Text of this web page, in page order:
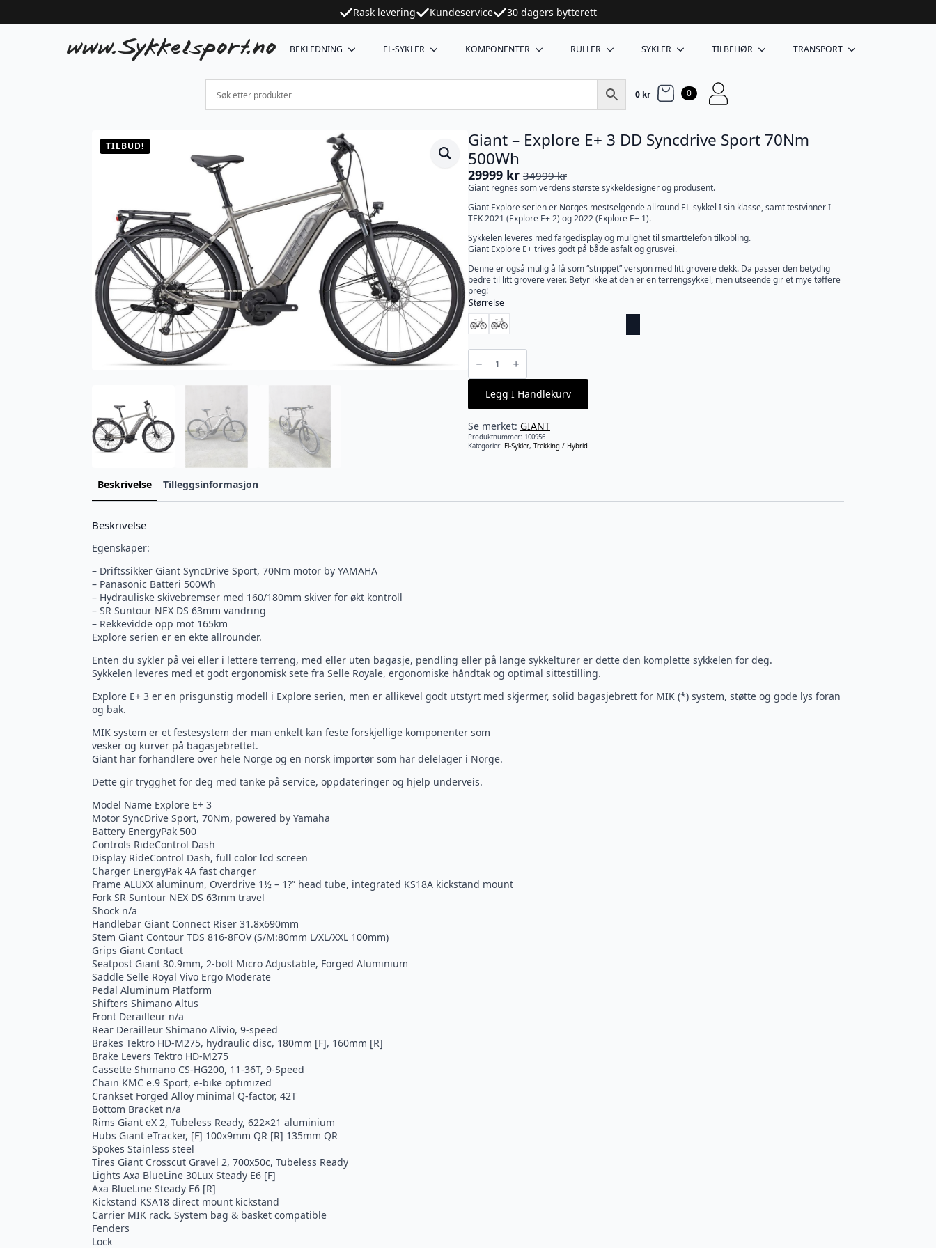
Rask levering Kundeservice 30 dagers bytterett
BEKLEDNING EL-SYKLER KOMPONENTER RULLER SYKLER TILBEHØR TRANSPORT
0 kr 0
TILBUD!
Giant – Explore E+ 3 DD Syncdrive Sport 70Nm
500Wh
34999kr
Opprinnelig
pris
var:
34999 kr.
29999 kr
Nåværende
pris
er:
29999 kr.
Giant regnes som verdens største sykkeldesigner og produsent.
Giant Explore serien er Norges mestselgende allround EL-sykkel I sin klasse, samt testvinner I
TEK 2021 (Explore E+ 2) og 2022 (Explore E+ 1).
Sykkelen leveres med fargedisplay og mulighet til smarttelefon tilkobling.
Giant Explore E+ trives godt på både asfalt og grusvei.
Denne er også mulig å få som “strippet” versjon med litt grovere dekk. Da passer den betydlig
bedre til litt grovere veier. Betyr ikke at den er en terrengsykkel, men utseende gir et mye tøffere
preg!
Størrelse
Giant
Explore
E+
Syncdrive
Sport
500Wh
antall
Legg I Handlekurv
Se merket: GIANT
Produktnummer: 100956
Kategorier: El-Sykler, Trekking / Hybrid
Beskrivelse Tilleggsinformasjon
Beskrivelse
Egenskaper:
– Driftssikker Giant SyncDrive Sport, 70Nm motor by YAMAHA
– Panasonic Batteri 500Wh
– Hydrauliske skivebremser med 160/180mm skiver for økt kontroll
– SR Suntour NEX DS 63mm vandring
– Rekkevidde opp mot 165km
Explore serien er en ekte allrounder.
Enten du sykler på vei eller i lettere terreng, med eller uten bagasje, pendling eller på lange sykkelturer er dette den komplette sykkelen for deg.
Sykkelen leveres med et godt ergonomisk sete fra Selle Royale, ergonomiske håndtak og optimal sittestilling.
Explore E+ 3 er en prisgunstig modell i Explore serien, men er allikevel godt utstyrt med skjermer, solid bagasjebrett for MIK (*) system, støtte og gode lys foran
og bak.
MIK system er et festesystem der man enkelt kan feste forskjellige komponenter som
vesker og kurver på bagasjebrettet.
Giant har forhandlere over hele Norge og en norsk importør som har delelager i Norge.
Dette gir trygghet for deg med tanke på service, oppdateringer og hjelp underveis.
Model Name Explore E+ 3
Motor SyncDrive Sport, 70Nm, powered by Yamaha
Battery EnergyPak 500
Controls RideControl Dash
Display RideControl Dash, full color lcd screen
Charger EnergyPak 4A fast charger
Frame ALUXX aluminum, Overdrive 1½ – 1?” head tube, integrated KS18A kickstand mount
Fork SR Suntour NEX DS 63mm travel
Shock n/a
Handlebar Giant Connect Riser 31.8x690mm
Stem Giant Contour TDS 816-8FOV (S/M:80mm L/XL/XXL 100mm)
Grips Giant Contact
Seatpost Giant 30.9mm, 2-bolt Micro Adjustable, Forged Aluminium
Saddle Selle Royal Vivo Ergo Moderate
Pedal Aluminum Platform
Shifters Shimano Altus
Front Derailleur n/a
Rear Derailleur Shimano Alivio, 9-speed
Brakes Tektro HD-M275, hydraulic disc, 180mm [F], 160mm [R]
Brake Levers Tektro HD-M275
Cassette Shimano CS-HG200, 11-36T, 9-Speed
Chain KMC e.9 Sport, e-bike optimized
Crankset Forged Alloy minimal Q-factor, 42T
Bottom Bracket n/a
Rims Giant eX 2, Tubeless Ready, 622×21 aluminium
Hubs Giant eTracker, [F] 100x9mm QR [R] 135mm QR
Spokes Stainless steel
Tires Giant Crosscut Gravel 2, 700x50c, Tubeless Ready
Lights Axa BlueLine 30Lux Steady E6 [F]
Axa BlueLine Steady E6 [R]
Kickstand KSA18 direct mount kickstand
Carrier MIK rack. System bag & basket compatible
Fenders
Lock